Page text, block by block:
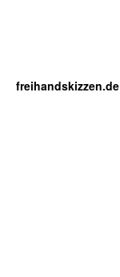
freihandskizzen.de